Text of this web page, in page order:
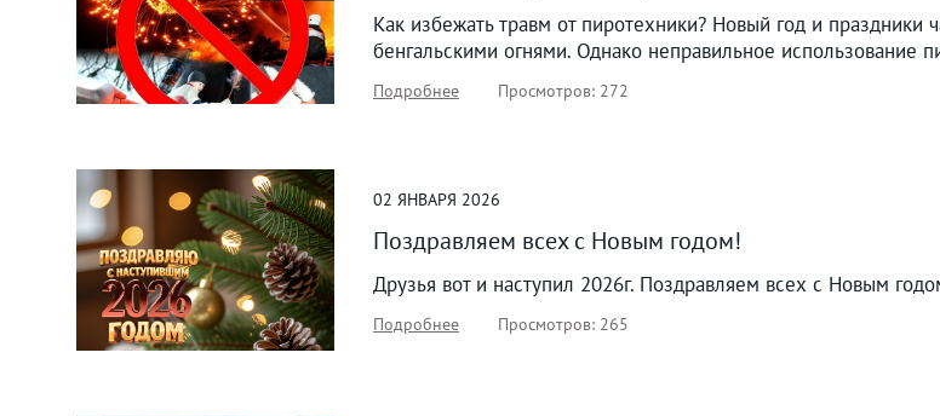
Как избежать травм от пиротехники? Новый год и
бенгальскими огнями. Однако неправильное использование
Подробнее Просмотров: 272
02 ЯНВАРЯ 2026
Поздравляем всех с Новым годом!
Друзья вот и наступил 2026г. Поздравляем всех с Новым
Подробнее Просмотров: 265